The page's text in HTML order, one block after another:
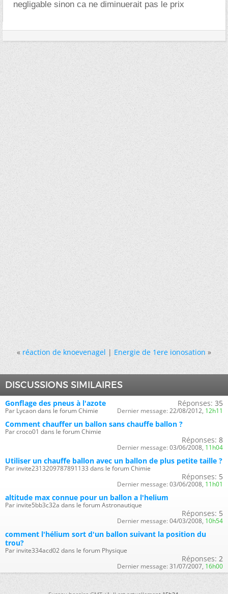
negligable sinon ca ne diminuerait pas le prix
« réaction de knoevenagel|Energie de 1ere ionosation »
DISCUSSIONS SIMILAIRES
Gonflage des pneus à l'azote
Par Lycaon dans le forum Chimie
Réponses: 35
Dernier message: 22/08/2012, 12h11
Comment chauffer un ballon sans chauffe ballon ?
Par croco01 dans le forum Chimie
Réponses: 8
Dernier message: 03/06/2008, 11h04
Utiliser un chauffe ballon avec un ballon de plus petite taille ?
Par invite2313209787891133 dans le forum Chimie
Réponses: 5
Dernier message: 03/06/2008, 11h01
altitude max connue pour un ballon a l'helium
Par invite5bb3c32a dans le forum Astronautique
Réponses: 5
Dernier message: 04/03/2008, 10h54
comment l'hélium sort d'un ballon suivant la position du
trou?
Par invite334acd02 dans le forum Physique
Réponses: 2
Dernier message: 31/07/2007, 16h00